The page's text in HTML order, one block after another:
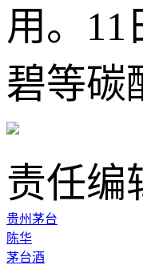
用。
碧等碳
责任编
贵州茅台
陈华
茅台酒